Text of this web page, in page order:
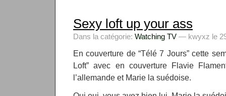
Sexy loft up your ass
Dans la catégorie: Watching TV — kwyxz le
En couverture de “Télé 7 Jours” cette
Loft” avec en couverture Flavie
l’allemande et Marie la suédoise.